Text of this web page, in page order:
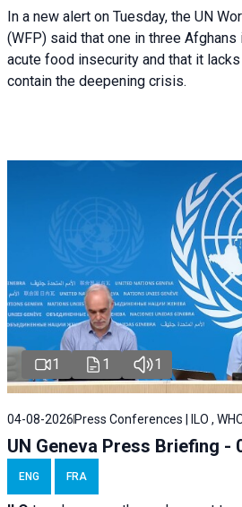
In a new alert on Tuesday, the UN
(WFP) said that one in three
acute food insecurity and that it
contain the deepening crisis.
1 1 1
04-08-2026Press Conferences | ILO ,
UN Geneva Press Briefing -
ENG FRA